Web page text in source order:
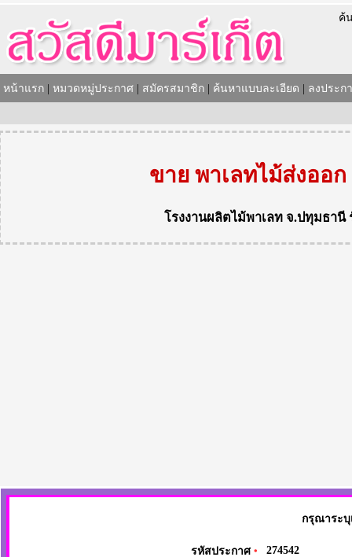
ค้
หน้าแรก หมวดหมู่ประกาศ สมัครสมาชิก ค้นหาแบบละเอียด ลงประก
ขาย พาเลทไม้ส่งออ
โรงงานผลิตไม้พาเลท จ.ปทุมธานี
กรุณาระบุ
รหัสประกาศ *
274542